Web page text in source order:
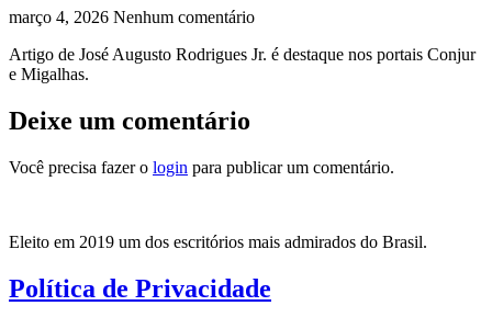
março 4, 2026 Nenhum comentário
Artigo de José Augusto Rodrigues Jr. é destaque nos portais Conjur
e Migalhas.
Deixe um comentário
Você precisa fazer o login para publicar um comentário.
Eleito em 2019 um dos escritórios mais admirados do Brasil.
Política de Privacidade